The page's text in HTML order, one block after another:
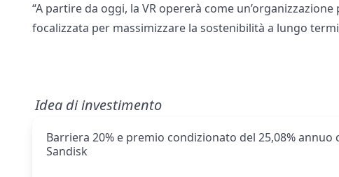
“A partire da oggi, la VR opererà come
focalizzata per massimizzare la sostenibilità a lungo
Idea di investimento
Barriera 20% e premio condizionato del 25,08% annuo
Sandisk